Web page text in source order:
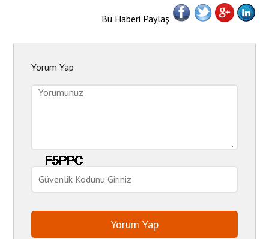
Bu Haberi Paylaş
Yorum Yap